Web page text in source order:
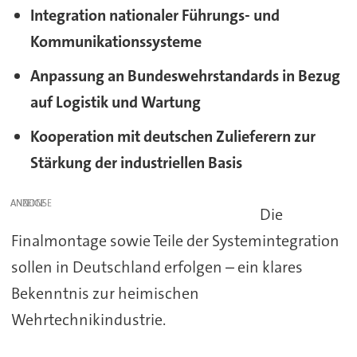
Integration nationaler Führungs- und
Kommunikationssysteme
Anpassung an Bundeswehrstandards in Bezug
auf Logistik und Wartung
Kooperation mit deutschen Zulieferern zur
Stärkung der industriellen Basis
ANZEIGE
Die
Finalmontage sowie Teile der Systemintegration
sollen in Deutschland erfolgen – ein klares
Bekenntnis zur heimischen
Wehrtechnikindustrie.